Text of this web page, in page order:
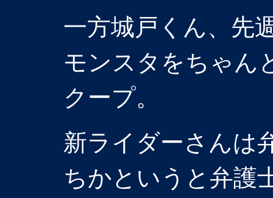
一方城戸くん、先
モンスタをちゃん
クープ。
新ライダーさんは
ちかというと弁護